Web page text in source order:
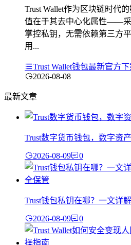
Trust Wallet作为区块链时代
值在于其去中心化属性——
掌控私钥，无需依赖第三方
用...
Trust Wallet钱包最新官方
2026-08-08
最新文章
Trust数字货币钱包，数字资
2026-08-09 0
Trust钱包私钥在哪？一文详
2026-08-09 0